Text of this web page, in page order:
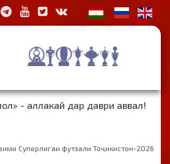
- аллакай дар даври аввал!
Суперлигаи футзали Тоҷикистон-2026